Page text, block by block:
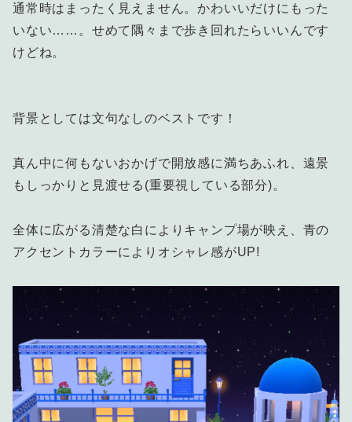
通常時はまったく見えません。かわいいだけにもった
いない……。せめて隅々まで歩き回れたらいいんです
けどね。
背景としては文句なしのベストです！
真ん中に何もないおかげで開放感に満ちあふれ、遠景
もしっかりと見渡せる(重要視している部分)。
全体に広がる清楚な白によりキャンプ場が映え、青の
アクセントカラーによりオシャレ感がUP!